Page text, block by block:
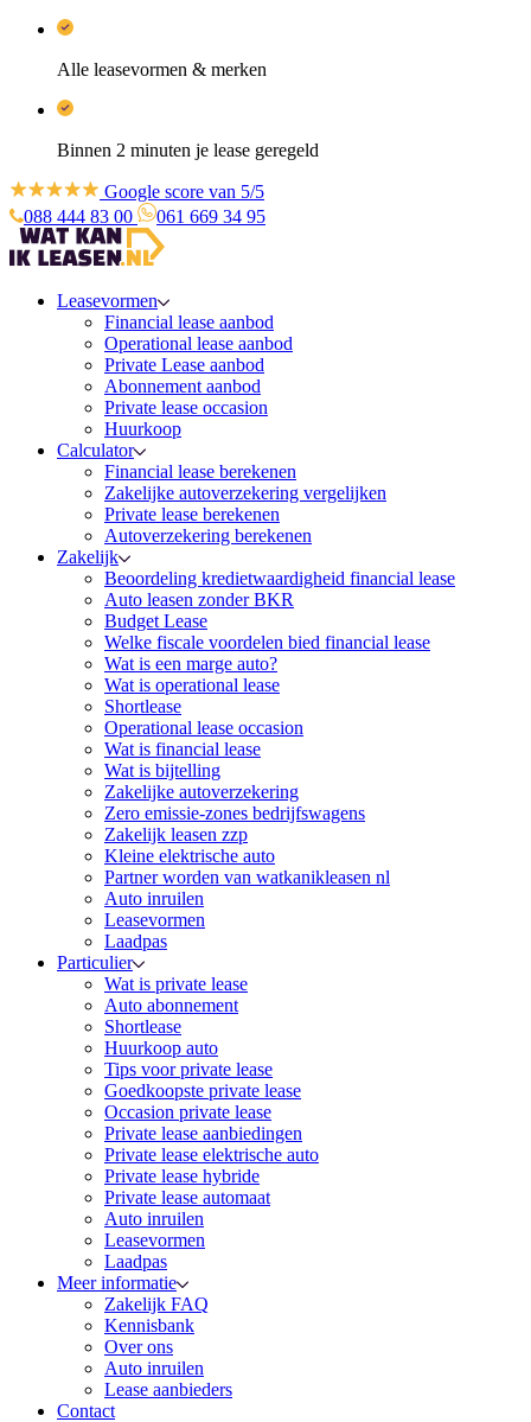
Alle leasevormen & merken
Binnen 2 minuten je lease geregeld
Google score van 5/5
088 444 83 00
061 669 34 95
Leasevormen
Financial lease aanbod
Operational lease aanbod
Private Lease aanbod
Abonnement aanbod
Private lease occasion
Huurkoop
Calculator
Financial lease berekenen
Zakelijke autoverzekering vergelijken
Private lease berekenen
Autoverzekering berekenen
Zakelijk
Beoordeling kredietwaardigheid financial lease
Auto leasen zonder BKR
Budget Lease
Welke fiscale voordelen bied financial lease
Wat is een marge auto?
Wat is operational lease
Shortlease
Operational lease occasion
Wat is financial lease
Wat is bijtelling
Zakelijke autoverzekering
Zero emissie-zones bedrijfswagens
Zakelijk leasen zzp
Kleine elektrische auto
Partner worden van watkanikleasen nl
Auto inruilen
Leasevormen
Laadpas
Particulier
Wat is private lease
Auto abonnement
Shortlease
Huurkoop auto
Tips voor private lease
Goedkoopste private lease
Occasion private lease
Private lease aanbiedingen
Private lease elektrische auto
Private lease hybride
Private lease automaat
Auto inruilen
Leasevormen
Laadpas
Meer informatie
Zakelijk FAQ
Kennisbank
Over ons
Auto inruilen
Lease aanbieders
Contact